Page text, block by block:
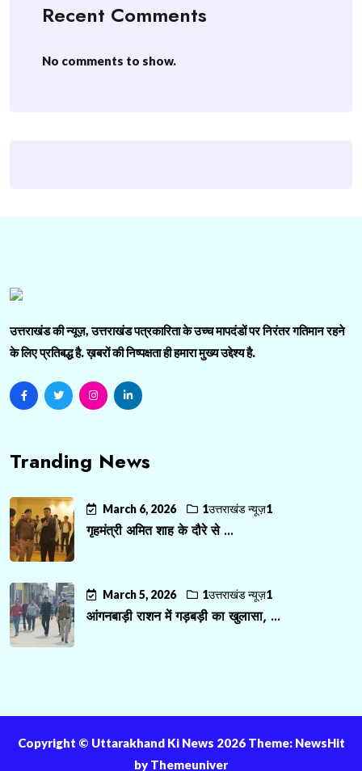
Recent Comments
No comments to show.
उत्तराखंड की न्यूज़, उत्तराखंड पत्रकारिता के उच्च मापदंडों पर निरंतर गतिमान रहने
के लिए प्रतिबद्ध है. ख़बरों की निष्पक्षता ही हमारा मुख्य उद्देश्य है.
Tranding News
March 6, 2026 1उत्तराखंड न्यूज़1
गृहमंत्री अमित शाह के दौरे से ...
March 5, 2026 1उत्तराखंड न्यूज़1
आंगनबाड़ी राशन में गड़बड़ी का खुलासा, ...
Copyright ©️ Uttarakhand Ki News 2026 Theme: NewsHit
by Themeuniver